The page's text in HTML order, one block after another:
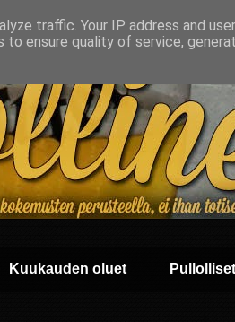
Kuukauden oluet Pullolliset
traffic. Your IP address and
ensure quality of service,